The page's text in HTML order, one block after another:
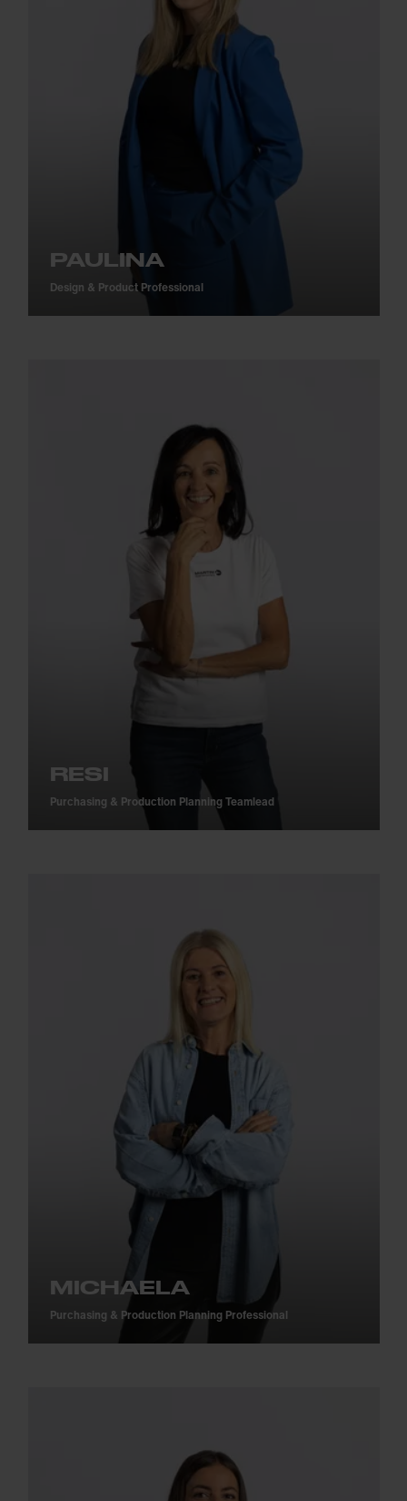
PAULINA
Design & Product Professional
RESI
Purchasing & Production Planning Teamlead
MICHAELA
Purchasing & Production Planning Professional